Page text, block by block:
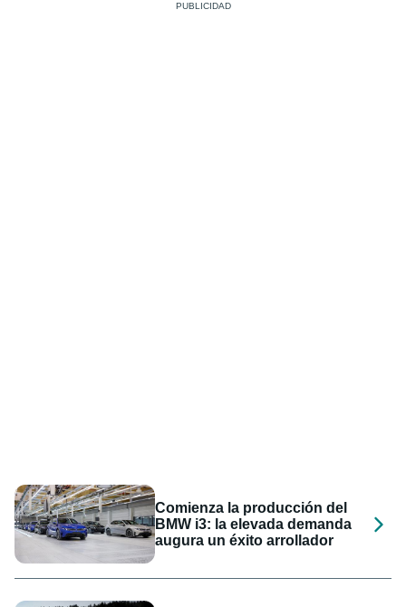
Comienza la producción del
BMW i3: la elevada demanda
augura un éxito arrollador